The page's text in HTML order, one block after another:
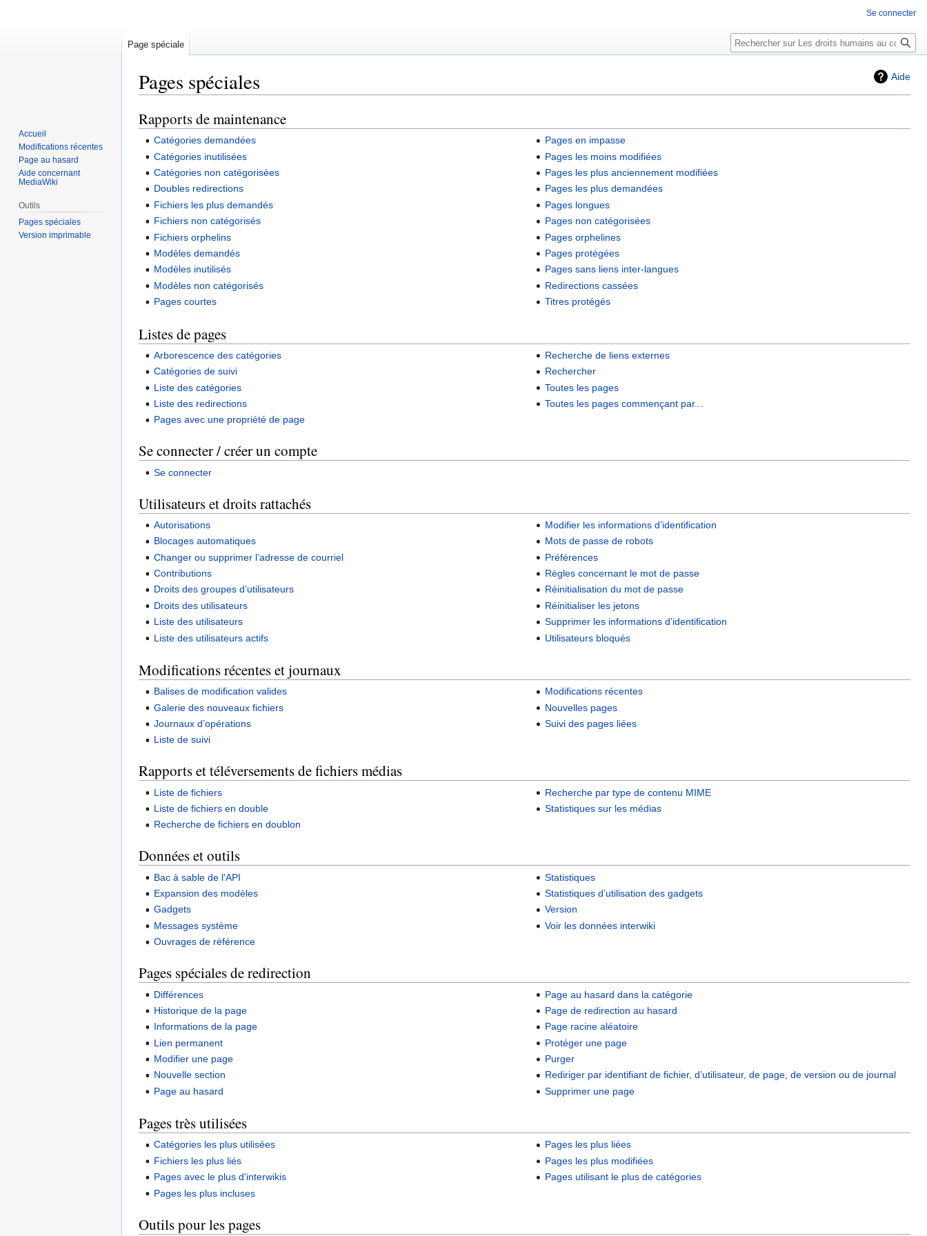
Aide
Pages spéciales
Aller
à
navigation
Aller
à
recherche
Rapports de maintenance
Catégories demandées
Catégories inutilisées
Catégories non catégorisées
Doubles redirections
Fichiers les plus demandés
Fichiers non catégorisés
Fichiers orphelins
Modèles demandés
Modèles inutilisés
Modèles non catégorisés
Pages courtes
Pages en impasse
Pages les moins modifiées
Pages les plus anciennement modifiées
Pages les plus demandées
Pages longues
Pages non catégorisées
Pages orphelines
Pages protégées
Pages sans liens inter-langues
Redirections cassées
Titres protégés
Listes de pages
Arborescence des catégories
Catégories de suivi
Liste des catégories
Liste des redirections
Pages avec une propriété de page
Recherche de liens externes
Rechercher
Toutes les pages
Toutes les pages commençant par...
Se connecter / créer un compte
Se connecter
Utilisateurs et droits rattachés
Autorisations
Blocages automatiques
Changer ou supprimer l’adresse de courriel
Contributions
Droits des groupes d’utilisateurs
Droits des utilisateurs
Liste des utilisateurs
Liste des utilisateurs actifs
Modifier les informations d’identification
Mots de passe de robots
Préférences
Règles concernant le mot de passe
Réinitialisation du mot de passe
Réinitialiser les jetons
Supprimer les informations d’identification
Utilisateurs bloqués
Modifications récentes et journaux
Balises de modification valides
Galerie des nouveaux fichiers
Journaux d’opérations
Liste de suivi
Modifications récentes
Nouvelles pages
Suivi des pages liées
Rapports et téléversements de fichiers médias
Liste de fichiers
Liste de fichiers en double
Recherche de fichiers en doublon
Recherche par type de contenu MIME
Statistiques sur les médias
Données et outils
Bac à sable de l'API
Expansion des modèles
Gadgets
Messages système
Ouvrages de référence
Statistiques
Statistiques d’utilisation des gadgets
Version
Voir les données interwiki
Pages spéciales de redirection
Différences
Historique de la page
Informations de la page
Lien permanent
Modifier une page
Nouvelle section
Page au hasard
Page au hasard dans la catégorie
Page de redirection au hasard
Page racine aléatoire
Protéger une page
Purger
Rediriger par identifiant de fichier, d’utilisateur, de page, de version ou de journal
Supprimer une page
Pages très utilisées
Catégories les plus utilisées
Fichiers les plus liés
Pages avec le plus d'interwikis
Pages les plus incluses
Pages les plus liées
Pages les plus modifiées
Pages utilisant le plus de catégories
Outils pour les pages
Se connecter
Page spéciale Rechercher
Accueil
Modifications récentes
Page au hasard
Aide concernant
MediaWiki
Outils
Pages spéciales
Version imprimable